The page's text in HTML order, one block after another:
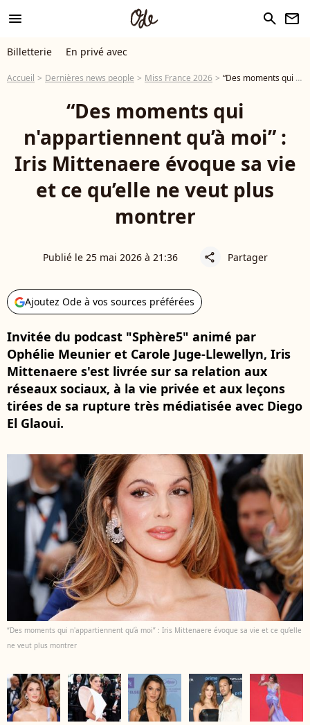
menu search newsletter
Billetterie En privé avec
Accueil Dernières news people Miss France 2026 “Des moments qui n'appartiennent qu’à moi” : Iris Mittenaere évoque sa vie et ce qu’elle ne veut plus montrer
“Des moments qui
n'appartiennent qu’à moi” :
Iris Mittenaere évoque sa vie
et ce qu’elle ne veut plus
montrer
Publié le 25 mai 2026 à 21:36 share Partager
Ajoutez Ode à vos sources préférées
Invitée du podcast "Sphère5" animé par
Ophélie Meunier et Carole Juge-Llewellyn, Iris
Mittenaere s'est livrée sur sa relation aux
réseaux sociaux, à la vie privée et aux leçons
tirées de sa rupture très médiatisée avec Diego
El Glaoui.
“Des moments qui n'appartiennent qu’à moi” : Iris Mittenaere évoque sa vie et ce qu’elle
ne veut plus montrer